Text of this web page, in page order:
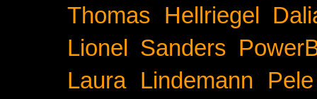
Thomas Hellriegel
Lionel Sanders
Laura Lindemann
Pele